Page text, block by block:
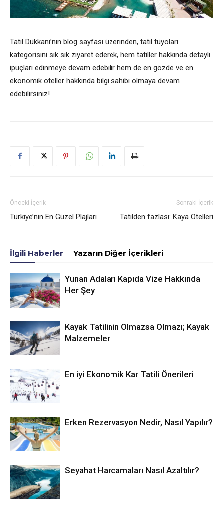
Tatil Dükkanı’nın blog sayfası üzerinden, tatil tüyoları
kategorisini sık sık ziyaret ederek, hem tatiller hakkında detaylı
ipuçları edinmeye devam edebilir hem de en gözde ve en
ekonomik oteller hakkında bilgi sahibi olmaya devam
edebilirsiniz!
Önceki İçerik
Türkiye’nin En Güzel Plajları
Sonraki İçerik
Tatilden fazlası: Kaya Otelleri
İlgili Haberler Yazarın Diğer İçerikleri
Yunan Adaları Kapıda Vize Hakkında
Her Şey
Kayak Tatilinin Olmazsa Olmazı; Kayak
Malzemeleri
En iyi Ekonomik Kar Tatili Önerileri
Erken Rezervasyon Nedir, Nasıl Yapılır?
Seyahat Harcamaları Nasıl Azaltılır?